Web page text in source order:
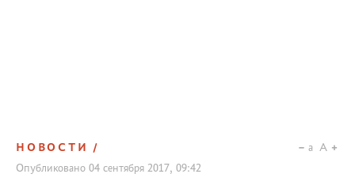
НОВОСТИ
Опубликовано 04 сентября 2017, 09:42
a A